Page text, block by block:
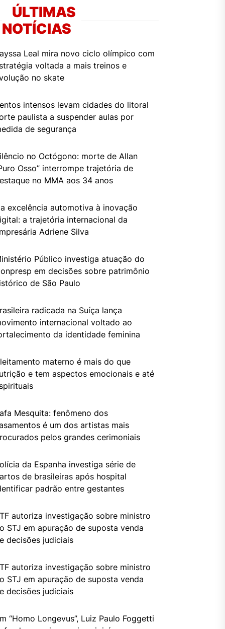
ÚLTIMAS
NOTÍCIAS
Leal mira novo ciclo olímpico com
voltada a mais treinos e
no skate
intensos levam cidades do litoral
paulista a suspender aulas por
de segurança
no Octógono: morte de Allan
Osso” interrompe trajetória de
no MMA aos 34 anos
excelência automotiva à inovação
a trajetória internacional da
Adriene Silva
Público investiga atuação do
em decisões sobre patrimônio
de São Paulo
radicada na Suíça lança
internacional voltado ao
da identidade feminina
materno é mais do que
e tem aspectos emocionais e até
Mesquita: fenômeno dos
é um dos artistas mais
pelos grandes cerimoniais
da Espanha investiga série de
de brasileiras após hospital
padrão entre gestantes
autoriza investigação sobre ministro
STJ em apuração de suposta venda
decisões judiciais
autoriza investigação sobre ministro
STJ em apuração de suposta venda
decisões judiciais
“Homo Longevus”, Luiz Paulo Foggetti